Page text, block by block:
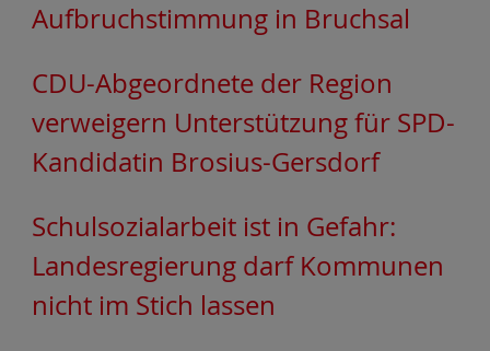
Aufbruchstimmung in Bruchsal
CDU-Abgeordnete der Region
verweigern Unterstützung für SPD-
Kandidatin Brosius-Gersdorf
Schulsozialarbeit ist in Gefahr:
Landesregierung darf Kommunen
nicht im Stich lassen